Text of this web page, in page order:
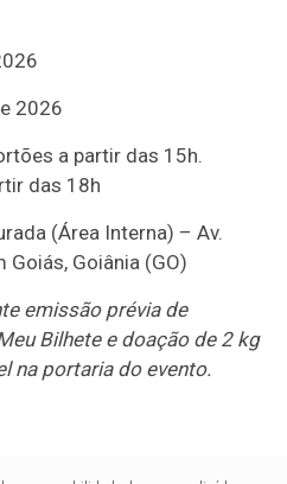
2026
a partir das 15h.
das 18h
(Área Interna) – Av.
Goiás, Goiânia (GO)
emissão prévia de
Bilhete e doação de 2 kg
na portaria do evento.